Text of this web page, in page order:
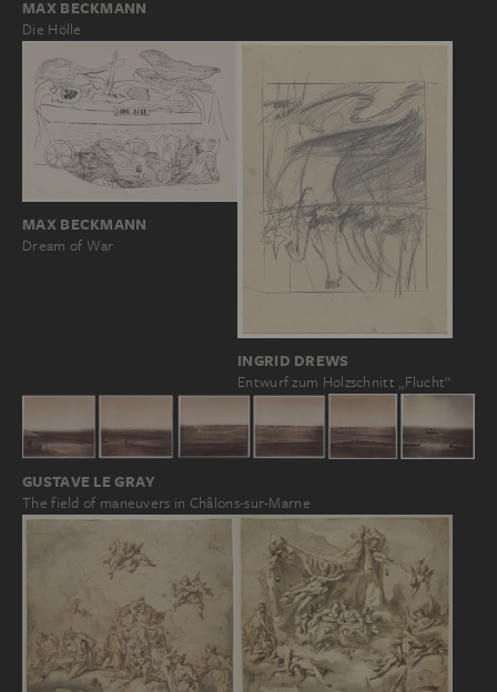
MAX BECKMANN
Die Hölle
MAX BECKMANN
Dream of War
INGRID DREWS
Entwurf zum Holzschnitt „Flucht“
GUSTAVE LE GRAY
The field of maneuvers in Châlons-sur-Marne